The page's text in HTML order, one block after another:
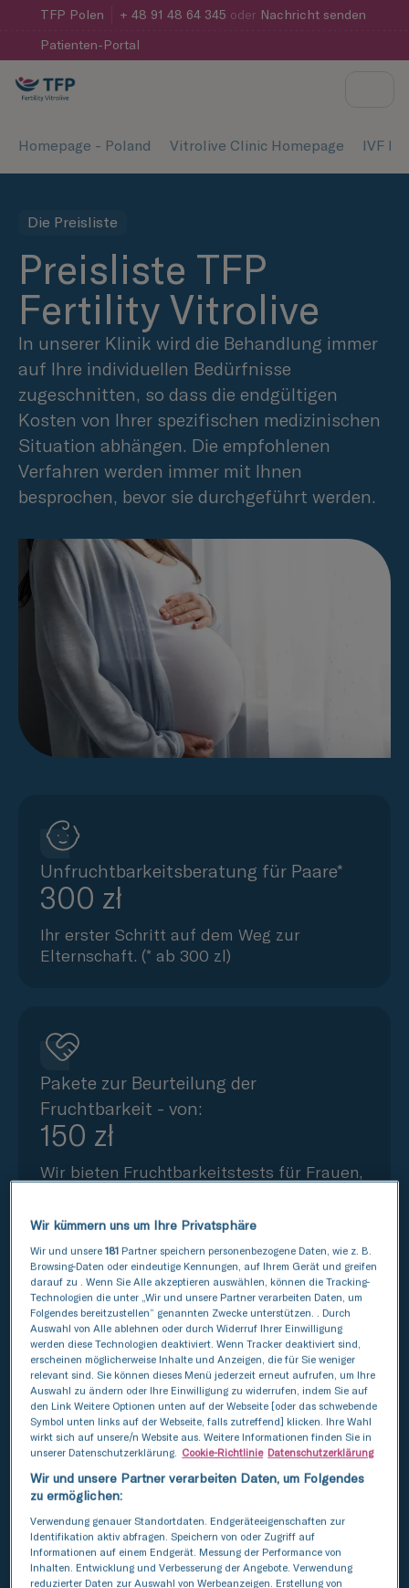
TFP Polen + 48 91 48 64 345 oder Nachricht senden
Patienten-Portal
Homepage - Poland Vitrolive Clinic Homepage IVF
Die Preisliste
Preisliste TFP
Fertility Vitrolive
In unserer Klinik wird die Behandlung immer
auf Ihre individuellen Bedürfnisse
zugeschnitten, so dass die endgültigen
Kosten von Ihrer spezifischen medizinischen
Situation abhängen. Die empfohlenen
Verfahren werden immer mit Ihnen
besprochen, bevor sie durchgeführt werden.
Unfruchtbarkeitsberatung für Paare*
300 zł
Ihr erster Schritt auf dem Weg zur
Elternschaft. (* ab 300 zl)
Pakete zur Beurteilung der
Fruchtbarkeit - von:
150 zł
Wir bieten Fruchtbarkeitstests für Frauen,
Insemination mit dem Sperma des
Partners
1000 zł
Falls erforderlich, bieten wir
Spendersamen aus unserer Bank an.
In-vitro-Fertilisation ICSI - von:
Wir kümmern uns um Ihre Privatsphäre
Wir und unsere181 Partner speichern personenbezogene Daten, wie z. B.
Browsing-Daten oder eindeutige Kennungen, auf Ihrem Gerät und greifen
darauf zu . Wenn Sie Alle akzeptieren auswählen, können die Tracking-
Technologien die unter „Wir und unsere Partner verarbeiten Daten, um
Folgendes bereitzustellen“ genannten Zwecke unterstützen. . Durch
Auswahl von Alle ablehnen oder durch Widerruf Ihrer Einwilligung
werden diese Technologien deaktiviert. Wenn Tracker deaktiviert sind,
erscheinen möglicherweise Inhalte und Anzeigen, die für Sie weniger
relevant sind. Sie können dieses Menü jederzeit erneut aufrufen, um Ihre
Auswahl zu ändern oder Ihre Einwilligung zu widerrufen, indem Sie auf
den Link Weitere Optionen unten auf der Webseite [oder das schwebende
Symbol unten links auf der Webseite, falls zutreffend] klicken. Ihre Wahl
wirkt sich auf unsere/n Website aus. Weitere Informationen finden Sie in
unserer Datenschutzerklärung. Cookie-Richtlinie Datenschutzerklärung
Wir und unsere Partner verarbeiten Daten, um Folgendes
zu ermöglichen:
Verwendung genauer Standortdaten. Endgeräteeigenschaften zur
Identifikation aktiv abfragen. Speichern von oder Zugriff auf
Informationen auf einem Endgerät. Messung der Performance von
Inhalten. Entwicklung und Verbesserung der Angebote. Verwendung
reduzierter Daten zur Auswahl von Werbeanzeigen. Erstellung von